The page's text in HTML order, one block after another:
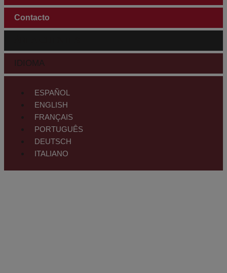
Contacto
IDIOMA
ESPAÑOL
ENGLISH
FRANÇAIS
PORTUGUÊS
DEUTSCH
ITALIANO